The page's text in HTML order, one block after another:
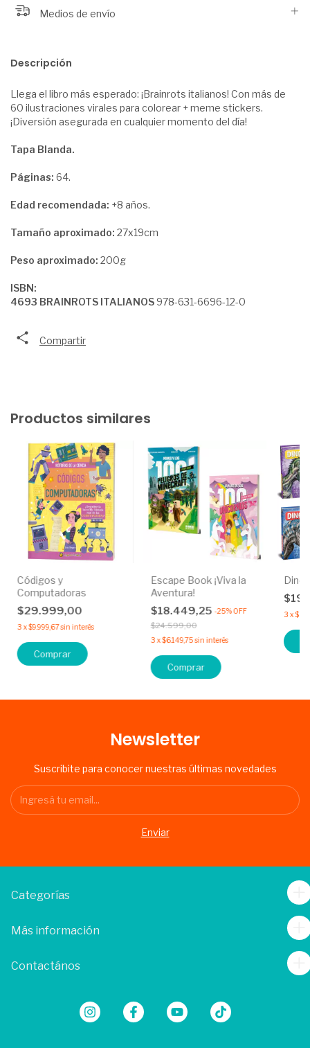
Medios de envío
Descripción
Llega el libro más esperado: ¡Brainrots italianos! Con más de
60 ilustraciones virales para colorear + meme stickers.
¡Diversión asegurada en cualquier momento del día!
Tapa Blanda.
Páginas: 64.
Edad recomendada: +8 años.
Tamaño aproximado: 27x19cm
Peso aproximado: 200g
ISBN:
4693 BRAINROTS ITALIANOS 978-631-6696-12-0
Compartir
Productos similares
Códigos y
Computadoras
$29.999,00
3 x$9.999,67sin interés
Escape Book ¡Viva la
Aventura!
$18.449,25 -25%OFF
$24.599,00
3 x$6.149,75 sin interés
Comprar
Dino
3 x
Newsletter
Suscribite para conocer nuestras últimas novedades
Categorías
Más información
Contactános